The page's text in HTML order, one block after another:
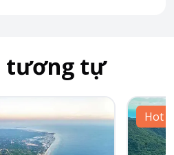
tương tự
Hot